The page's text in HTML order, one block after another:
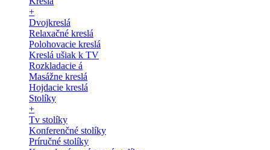
+
Dvojkreslá
Relaxačné kreslá
Polohovacie kreslá
Kreslá ušiak k TV
Rozkladacie á
Masážne kreslá
Hojdacie kreslá
Stolíky
+
Tv stolíky
Konferenčné stolíky
Príručné stolíky